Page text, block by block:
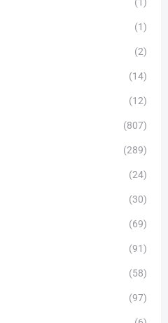
(1)
(1)
(2)
(14)
(12)
(807)
(289)
(24)
(30)
(69)
(91)
(58)
(97)